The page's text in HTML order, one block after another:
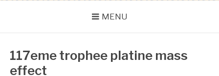
MENU
117eme trophee platine mass
effect